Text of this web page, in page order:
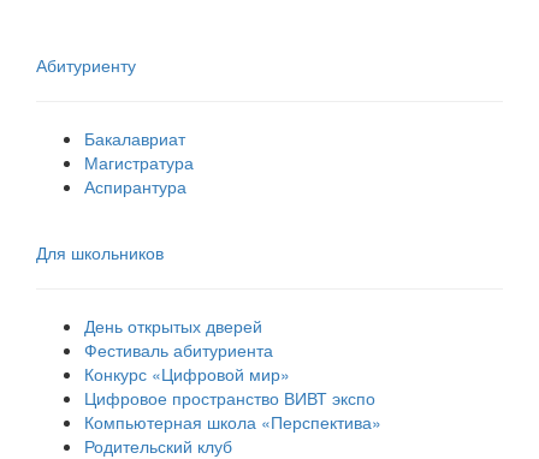
Абитуриенту
Бакалавриат
Магистратура
Аспирантура
Для школьников
День открытых дверей
Фестиваль абитуриента
Конкурс «Цифровой мир»
Цифровое пространство ВИВТ экспо
Компьютерная школа «Перспектива»
Родительский клуб